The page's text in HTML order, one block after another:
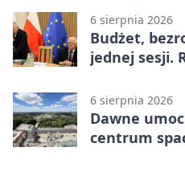
6 sierpnia 2026
Budżet,
jednej sesji.
6 sierpnia 2026
Dawne
centrum